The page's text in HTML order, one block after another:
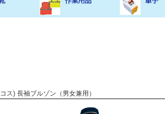
ス) 長袖ブルゾン（男女兼用）